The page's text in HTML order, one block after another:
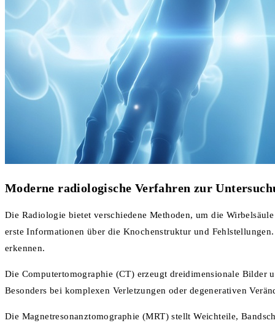
Moderne radiologische Verfahren zur
Die Radiologie bietet verschiedene Methoden, um die
erste Informationen über die Knochenstruktur und
erkennen.
Die Computertomographie (CT) erzeugt dreidimensionale
Besonders bei komplexen Verletzungen oder degenerativen
Die Magnetresonanztomographie (MRT) stellt Weichteile,